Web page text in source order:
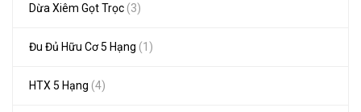
Dừa Xiêm Gọt Trọc (3)
Đu Đủ Hữu Cơ 5 Hạng (1)
HTX 5 Hạng (4)